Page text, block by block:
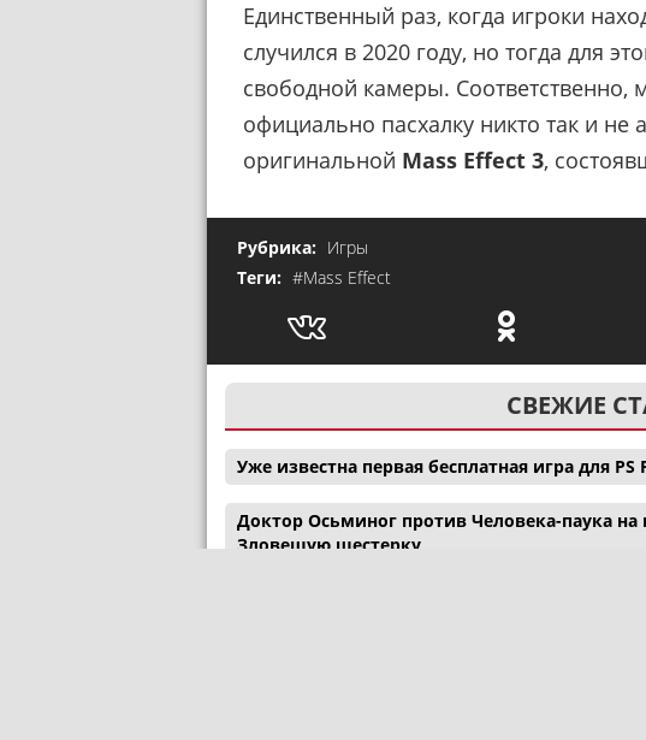
Единственный раз, когда игроки
случился в 2020 году, но тогда для
свободной камеры. Соответственно,
официально пасхалку никто так и не
оригинальной Mass Effect 3,
Рубрика: Игры
Теги: #Mass Effect
СВЕЖИЕ
Уже известна первая бесплатная игра для PS
Доктор Осьминог против Человека-паука
Зловещую шестерку